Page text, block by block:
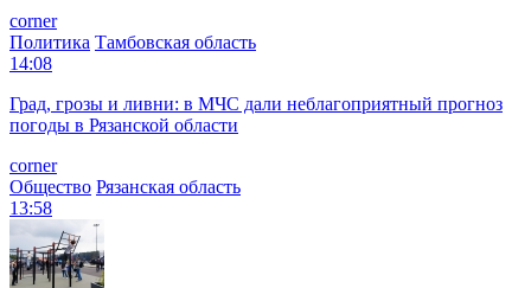
corner
Политика Тамбовская область
14:08
Град, грозы и ливни: в МЧС дали неблагоприятный прогноз
погоды в Рязанской области
corner
Общество Рязанская область
13:58